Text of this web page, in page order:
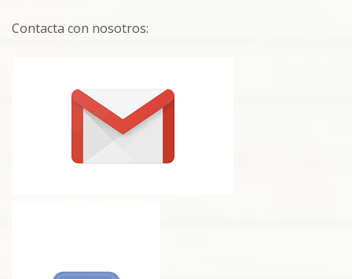
Contacta con nosotros: